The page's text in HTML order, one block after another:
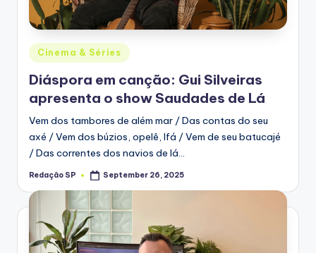
Posted
in
Cinema & Séries
Diáspora em canção: Gui Silveiras
apresenta o show Saudades de Lá
Vem dos tambores de além mar / Das contas do seu
axé / Vem dos búzios, opelê, Ifá / Vem de seu batucajé
/ Das correntes dos navios de lá…
Posted
Redação SP September 26, 2025